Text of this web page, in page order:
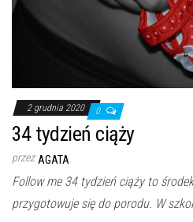
2 grudnia 2020 0
34 tydzień ciąży
przez AGATA
Follow me 34 tydzień ciąży to
przygotowuje się do porodu. W